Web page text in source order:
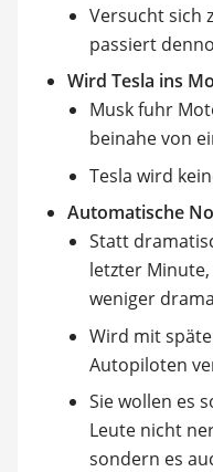
Versucht sich
passiert
Wird Tesla ins
Musk fuhr
beinahe von
Tesla wird
Automatische
Statt
letzter
weniger
Wird mit
Autopiloten
Sie wollen es
Leute nicht
sondern es